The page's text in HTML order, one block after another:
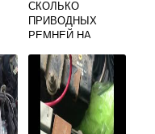
СКОЛЬКО
ПРИВОДНЫХ
РЕМНЕЙ НА